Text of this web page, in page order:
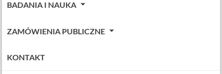
BADANIA I NAUKA
ZAMÓWIENIA PUBLICZNE
KONTAKT